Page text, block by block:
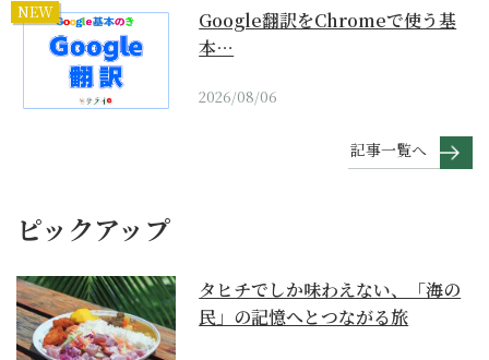
NEW
Google翻訳をChromeで使う基
本…
2026/08/06
記事一覧へ
ピックアップ
タヒチでしか味わえない、「海の
民」の記憶へとつながる旅